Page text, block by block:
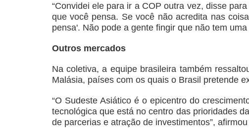
“Convidei ele para ir a COP outra vez, disse
que você pensa. Se você não acredita nas
pensa'. Não pode a gente fingir que não tem
Outros mercados
Na coletiva, a equipe brasileira também
Malásia, países com os quais o Brasil pretende
“O Sudeste Asiático é o epicentro do
tecnológica que está no centro das prioridades
de parcerias e atração de investimentos”,